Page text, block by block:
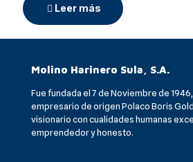
Leer más
Molino Harinero Sula, S.A.
Fue fundada el 7 de Noviembre de
empresario de origen Polaco Boris
visionario con cualidades humanas
emprendedor y honesto.